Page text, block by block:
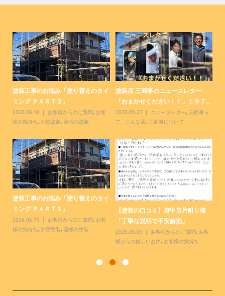
塗装工事のお悩み「塗り替えのタイ
ミング ＰＡＲＴ２」
2026.06.16 お客様からのご質問, お客
様の気持ち, 外壁塗装, 屋根の塗装
塗装店 三商事のニュースレター
「おまかせください！！」１９７...
2026.05.27 ニュースレター, 三商事っ
て、こんな店, 三商事について
塗装工事のお悩み「塗り替えのタイ
ミング ＰＡＲＴ１」
2026.05.19 お客様からのご質問, お客
様の気持ち, 外壁塗装, 屋根の塗装
【塗装の口コミ】府中市片町Ｕ様
「丁寧な説明で不安解消」
2026.05.09 お客様からのご質問, お客
様からの嬉しいお声, お客様の気持ち